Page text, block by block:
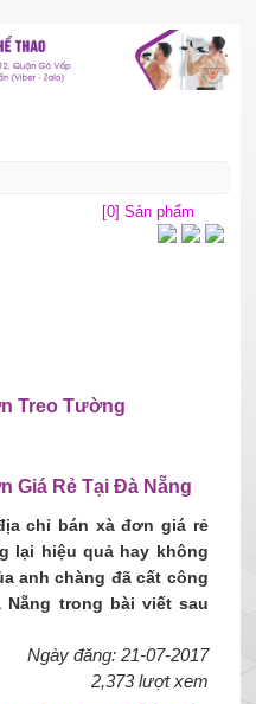
Giá Rẻ Tại Đà Nẵng
chỉ bán xà đơn giá rẻ
lại hiệu quả hay không
anh chàng đã cất công
trong bài viết sau
Ngày đăng: 21-07-2017
2,373 lượt xem
Treo Tường
[0] Sản phẩm